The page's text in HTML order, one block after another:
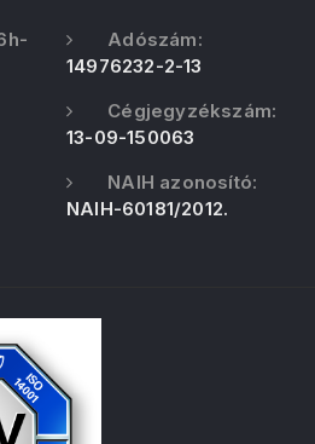
Adószám:
14976232-2-13
Cégjegyzékszám:
13-09-150063
NAIH azonosító:
NAIH-60181/2012.